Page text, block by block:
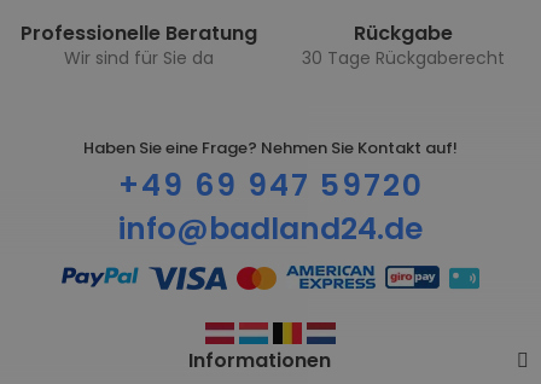
Professionelle Beratung
Wir sind für Sie da
Rückgabe
30 Tage Rückgaberecht
Haben Sie eine Frage? Nehmen Sie Kontakt auf!
+49 69 947 59720
info@badland24.de
Informationen